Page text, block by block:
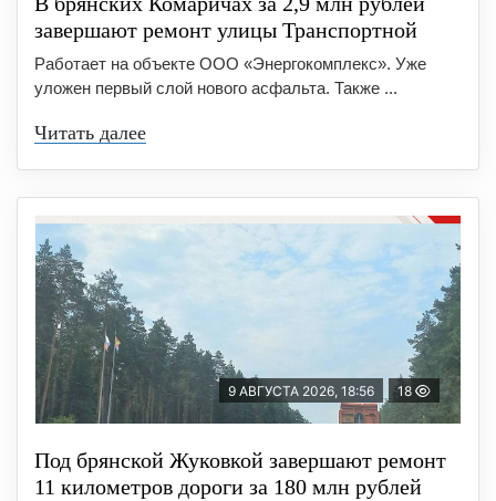
завершают ремонт улицы Транспортной
Работает на объекте ООО «Энергокомплекс». Уже
уложен первый слой нового асфальта. Также ...
Читать далее
9 АВГУСТА 2026, 18:56 18
Под брянской Жуковкой завершают ремонт
11 километров дороги за 180 млн рублей